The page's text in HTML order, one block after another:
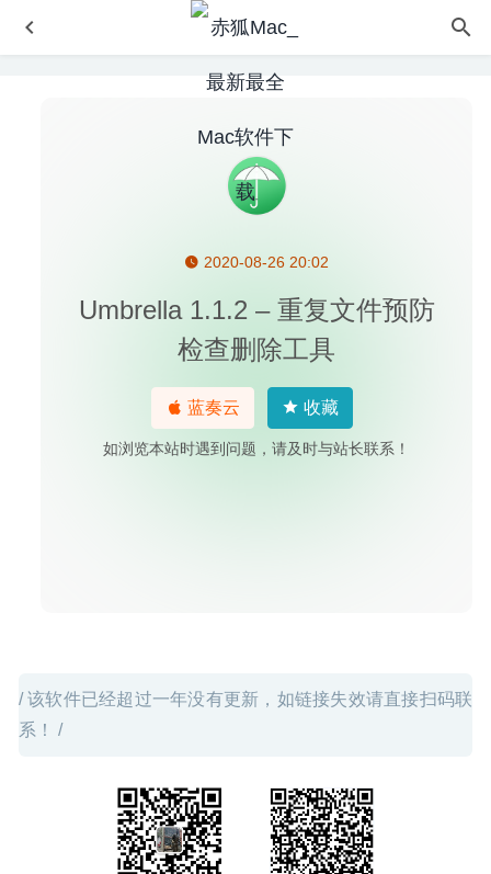
2020-08-26 20:02
Umbrella 1.1.2 – 重复文件预防
检查删除工具
蓝奏云 收藏
如浏览本站时遇到问题，请及时与站长联系！
/ 该软件已经超过一年没有更新，如链接失效请直接扫码联
系！ /
DVD-Cloner 2020 7.30.718 – 专业的DVD刻录软件
iStatistica Pro 7.1.1 – 优秀的MacOS系统监控工具 2025-
Vidmore Player 1.0.8 – 好用的4K蓝光播放软件
TaskPaper 3.9.3 – 文本编辑器模式的任务待办清单软件
2024-11-14